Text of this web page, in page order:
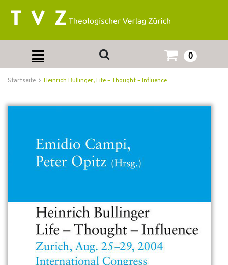
0
Startseite Heinrich Bullinger, Life – Thought – Influence